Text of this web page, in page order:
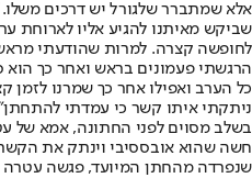
אלא שמתברר שלגורל יש דרכים משלו.
שביקש מאיתנו להגיע אליו לארוחת
לחופשה קצרה. למרות שהודעתי
הרגשתי פעמונים בראש ואחר כך הוא
כל הערב ואפילו אחר כך שמרנו
ניתקתי איתו קשר כי עמדתי
בשלב מסוים לפני החתונה, אמא של
חשה שהוא אובססיבי וינתק את
שנפרדה מהחתן המיועד, פגשה עטרה